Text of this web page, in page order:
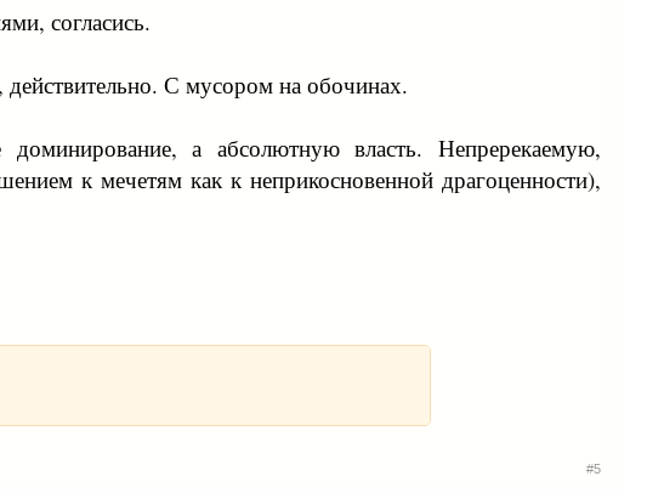
согласись.
С мусором на обочинах.
а абсолютную власть. Непререкаемую,
к мечетям как к неприкосновенной драгоценности),
#5